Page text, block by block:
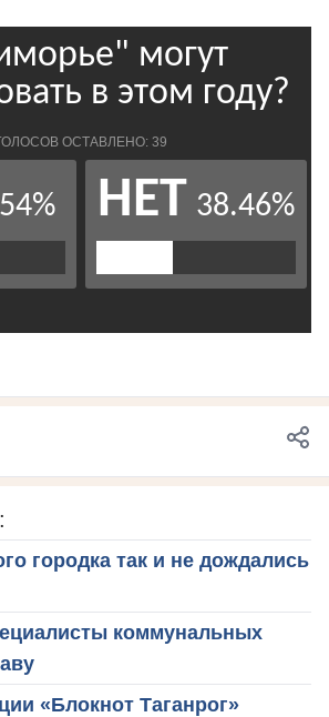
городка так и не дождались
коммунальных
«Блокнот Таганрог»